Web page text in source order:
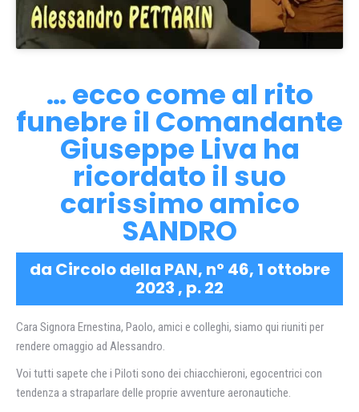
… ecco come al rito
funebre il Comandante
Giuseppe Liva ha
ricordato il suo
carissimo amico
SANDRO
da Circolo della PAN, n° 46, 1 ottobre
2023 , p. 22
Cara Signora Ernestina, Paolo, amici e colleghi, siamo qui riuniti per
rendere omaggio ad Alessandro.
Voi tutti sapete che i Piloti sono dei chiacchieroni, egocentrici con
tendenza a straparlare delle proprie avventure aeronautiche.